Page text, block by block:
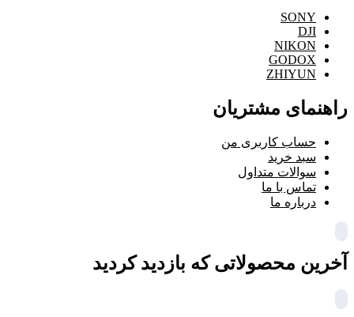
SONY
DJI
NIKON
GODOX
ZHIYUN
راهنمای مشتریان
حساب کاربری من
سبد خرید
سوالات متداول
تماس با ما
درباره ما
آخرین محصولاتی که بازدید کردید